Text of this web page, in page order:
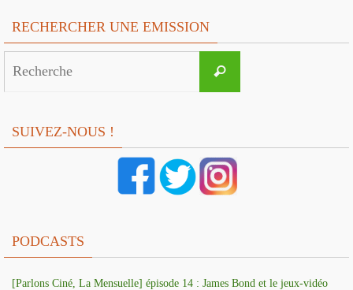
RECHERCHER UNE EMISSION
Recherche
SUIVEZ-NOUS !
PODCASTS
[Parlons Ciné, La Mensuelle] épisode 14 : James Bond et le jeux-vidéo